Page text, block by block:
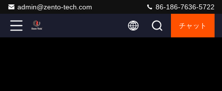
admin@zento-tech.com 86-186-7636-5722
チャット